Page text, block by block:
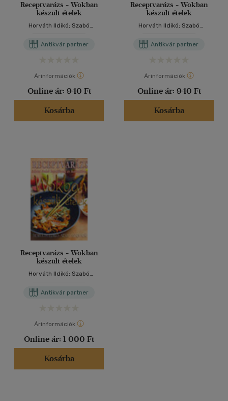
Receptvarázs - Wokban
készült ételek
Horváth Ildikó; Szabó
Antikvár partner
Árinformációk
Online ár: 940 Ft
Kosárba
Receptvarázs - Wokban
készült ételek
Horváth Ildikó; Szabó
Antikvár partner
Árinformációk
Online ár: 940 Ft
Kosárba
Receptvarázs - Wokban
készült ételek
Horváth Ildikó; Szabó
Antikvár partner
Árinformációk
Online ár: 1 000 Ft
Kosárba